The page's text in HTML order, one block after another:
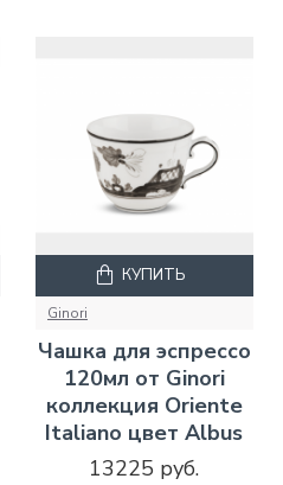
Ginori
Чашка для эспрессо
120мл от Ginori
коллекция Oriente
Italiano цвет Albus
13225 руб.
КУПИТЬ